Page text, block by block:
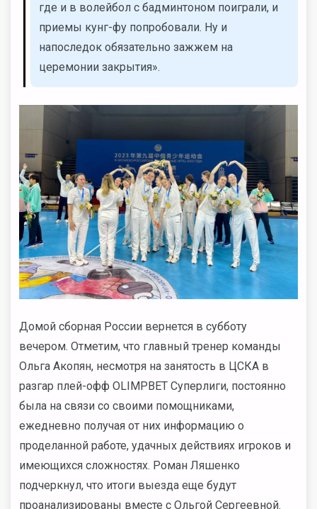
где и в волейбол с бадминтоном поиграли, и
приемы кунг-фу попробовали. Ну и
напоследок обязательно зажжем на
церемонии закрытия».
Домой сборная России вернется в субботу
вечером. Отметим, что главный тренер команды
Ольга Акопян, несмотря на занятость в ЦСКА в
разгар плей-офф OLIMPBET Суперлиги, постоянно
была на связи со своими помощниками,
ежедневно получая от них информацию о
проделанной работе, удачных действиях игроков и
имеющихся сложностях. Роман Ляшенко
подчеркнул, что итоги выезда еще будут
проанализированы вместе с Ольгой Сергеевной.